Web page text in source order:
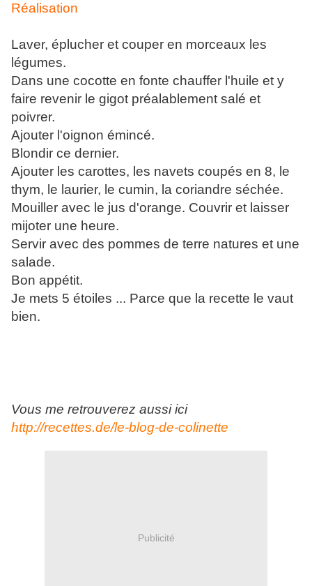
Réalisation
Laver, éplucher et couper en morceaux les
légumes.
Dans une cocotte en fonte chauffer l'huile et y
faire revenir le gigot préalablement salé et
poivrer.
Ajouter l'oignon émincé.
Blondir ce dernier.
Ajouter les carottes, les navets coupés en 8, le
thym, le laurier, le cumin, la coriandre séchée.
Mouiller avec le jus d'orange. Couvrir et laisser
mijoter une heure.
Servir avec des pommes de terre natures et une
salade.
Bon appétit.
Je mets 5 étoiles ... Parce que la recette le vaut
bien.
Vous me retrouverez aussi ici
http://recettes.de/le-blog-de-colinette
Publicité